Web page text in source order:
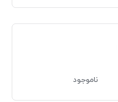
ناموجود